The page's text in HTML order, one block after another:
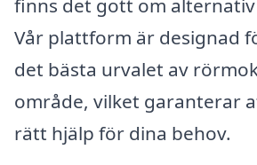
Vår plattform är designad
det bästa urvalet av
område, vilket garanterar
rätt hjälp för dina behov.